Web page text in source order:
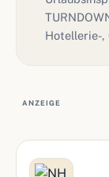
Hotellerie-,
ANZEIGE